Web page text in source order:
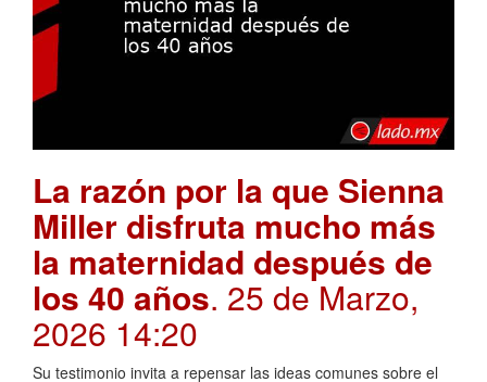
La razón por la que Sienna
Miller disfruta mucho más
la maternidad después de
los 40 años. 25 de Marzo,
2026 14:20
Su testimonio invita a repensar las ideas comunes sobre el